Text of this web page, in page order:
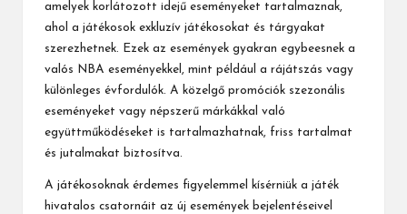
amelyek korlátozott idejű eseményeket tartalmaznak,
ahol a játékosok exkluzív játékosokat és tárgyakat
szerezhetnek. Ezek az események gyakran egybeesnek a
valós NBA eseményekkel, mint például a rájátszás vagy
különleges évfordulók. A közelgő promóciók szezonális
eseményeket vagy népszerű márkákkal való
együttműködéseket is tartalmazhatnak, friss tartalmat
és jutalmakat biztosítva.
A játékosoknak érdemes figyelemmel kísérniük a játék
hivatalos csatornáit az új események bejelentéseivel